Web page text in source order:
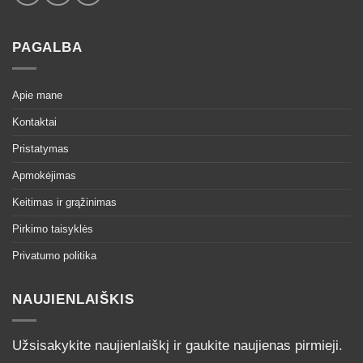
PAGALBA
Apie mane
Kontaktai
Pristatymas
Apmokėjimas
Keitimas ir grąžinimas
Pirkimo taisyklės
Privatumo politika
NAUJIENLAIŠKIS
Užsisakykite naujienlaiškį ir gaukite naujienas pirmieji.